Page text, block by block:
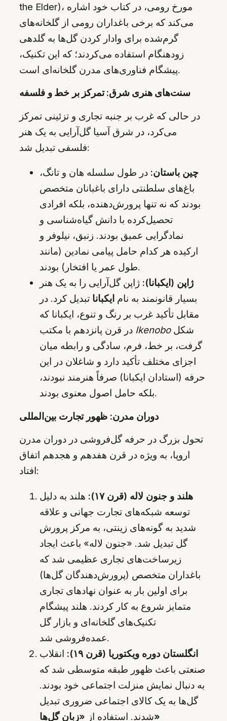
the Elder)، مورخ رومی، در کتاب خود اشاره
می‌کند که برخی باغداران رومی از گلخانه‌های
گرم‌شده برای وادار کردن گل‌ها به گلدهی
زودهنگام استفاده می‌کردند؛ که این تکنیک،
پیشگام فناوری‌های مدرن گلخانه‌ای است.
سنت‌های هنری شرق: تمرکز بر خط و فلسفه
در حالی که غرب بر جنبه تجاری و تزئینی تمرکز
می‌کرد، در شرق آسیا گل‌آرایی به یک هنر
فلسفی تبدیل شد:
چین باستان: در طول سلسله هان و تانگ،
باغ‌های سلطنتی دارای باغبانان متخصص
بودند که نه تنها پرورش‌دهنده، بلکه افرادی
تحصیل‌کرده با دانش گیاه‌شناسی و
نمادگرایی عمیق بودند. زنبق، نیلوفر و
ارکیده هر کدام حامل پیامی نمادین (مانند
طول عمر یا افتخار) بودند.
ژاپن (ایكبانا): ژاپن گل‌آرایی را به یک هنر
بسیار قانونمند به نام ایكبانا تبدیل کرد. در
مقابل تأکید غرب بر رنگ و تنوع، ایکبانا که
Ikenoboشکل
گرفت، بر خط، فرم، سادگی و رابطه میان
اجزای مختلف تأکید دارد و شاغلان در این
حرفه (استادان ایکبانا) صرفاً هنرمند نبودند،
بلکه حامل اصول معنوی بودند.
دوران مدرن: ظهور تجارت بین‌المللی
تحول بزرگ در حرفه گل‌فروشی در دوران مدرن
اروپا، به ویژه در قرن هفدهم و هجدهم اتفاق
افتاد:
هلند و جنون لاله (قرن ۱۷):
هلند به دلیل
توسعه شبکه‌های تجارت جهانی و علاقه
شدید به گونه‌های زینتی، به مرکز پرورش
گل تبدیل شد. «جنون لاله» باعث ایجاد
زیرساخت‌های تجاری عظیمی شد که
باغداران متخصص (پرورش‌دهندگان گل‌ها)
برای اولین بار به عنوان نهادهای تجاری
متمایز شروع به کار کردند. هلند پیشگام
تکنیک‌های گلخانه‌ای و بازار گل
عمده‌فروشی شد.
انگلستان دوره ویکتوریا (قرن ۱۹):
انقلاب
صنعتی باعث ظهور طبقه متوسطی شد که
به دنبال نمایش منزلت اجتماعی خود بودند.
گل‌ها به یک کالای اجتماعی ضروری تبدیل
شدند. استفاده از «زبان گل‌ها»